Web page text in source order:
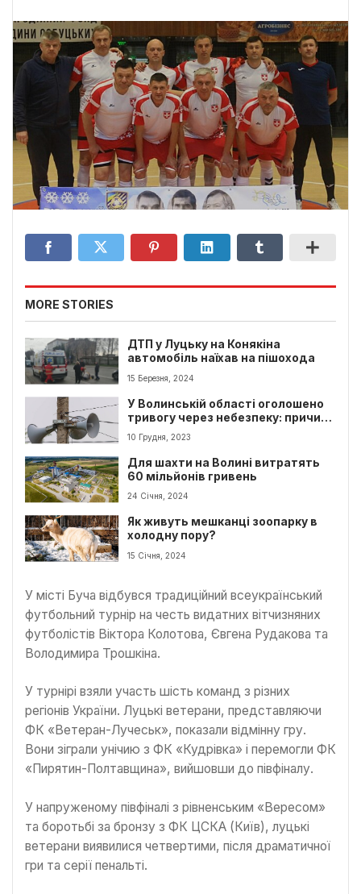
MORE STORIES
ДТП у Луцьку на Конякіна
автомобіль наїхав на пішохода
15 Березня, 2024
У Волинській області оголошено
тривогу через небезпеку: причини
загрози
10 Грудня, 2023
Для шахти на Волині витратять
60 мільйонів гривень
24 Січня, 2024
Як живуть мешканці зоопарку в
холодну пору?
15 Січня, 2024
У місті Буча відбувся традиційний всеукраїнський
футбольний турнір на честь видатних вітчизняних
футболістів Віктора Колотова, Євгена Рудакова та
Володимира Трошкіна.
У турнірі взяли участь шість команд з різних
регіонів України. Луцькі ветерани, представляючи
ФК «Ветеран-Лучеськ», показали відмінну гру.
Вони зіграли унічию з ФК «Кудрівка» і перемогли ФК
«Пирятин-Полтавщина», вийшовши до півфіналу.
У напруженому півфіналі з рівненським «Вересом»
та боротьбі за бронзу з ФК ЦСКА (Київ), луцькі
ветерани виявилися четвертими, після драматичної
гри та серії пенальті.